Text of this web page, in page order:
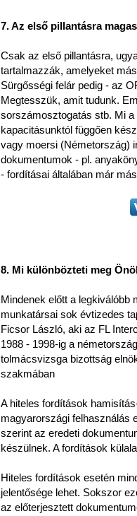
7. Az első pillantásra
Csak az első pillantásra,
tartalmazzák, amelyeket
Sürgősségi felár pedig - az
Megtesszük, amit tudunk.
sorszámosztogatás stb. Mi
kapacitásunktól függően
vagy moersi (Németország)
dokumentumok - pl.
- fordításai általában már
8. Mi különbözteti meg
Mindenek előtt a legkiválóbb
munkatársai sok évtizedes
Ficsor László, aki az FL
1988- 1998-ig a
tolmácsvizsga bizottság
szakmában
A hiteles fordítások
magyarországi felhasználás
szerint az eredeti
készülnek. A fordítások
Hiteles fordítások esetén
jelentősége lehet. Sokszor
az előterjesztett